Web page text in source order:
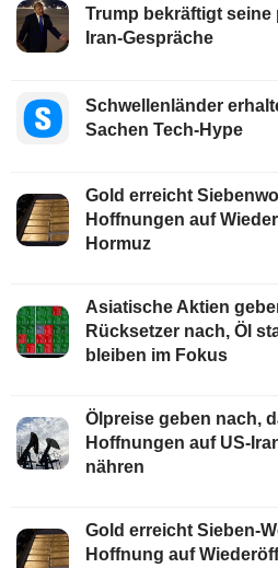
Trump bekräftigt
Iran-Gespräche
Schwellenländer
Sachen Tech-Hype
Gold erreicht
Hoffnungen auf
Hormuz
Asiatische Aktien
Rücksetzer nach, Öl
bleiben im Fokus
Ölpreise geben nach,
Hoffnungen auf US-
nähren
Gold erreicht Sieben-
Hoffnung auf